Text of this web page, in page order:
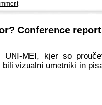
Conference
UNI-MEI, kjer so
vizualni umetniki in